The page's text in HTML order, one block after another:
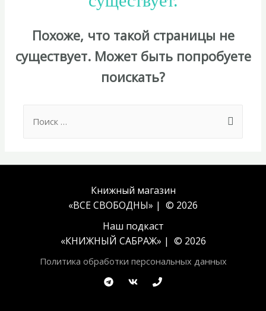
Похоже, что такой страницы не
существует. Может быть попробуете
поискать?
for:
Книжный магазин
«ВСЕ СВОБОДНЫ» | © 2026
Наш подкаст
«КНИЖНЫЙ САБРАЖ» | © 2026
Политика обработки персональных данных